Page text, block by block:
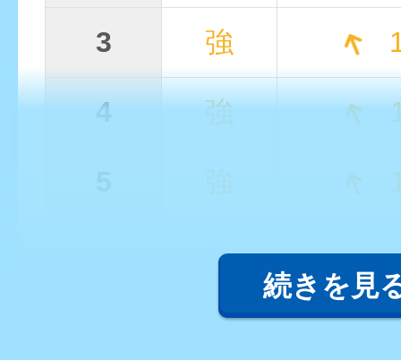
3 強
4 強
続きを見